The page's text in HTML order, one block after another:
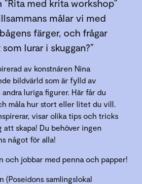
”Rita med krita workshop”
målar vi med
färger, och frågar
lurar i skuggan?”
av konstnären Nina
bildvärld som är fylld av
luriga figurer. Här får du
måla hur stort eller litet du vill.
visar olika tips och tricks
att skapa! Du behöver ingen
något för alla!
och jobbar med penna och papper!
(Poseidons samlingslokal